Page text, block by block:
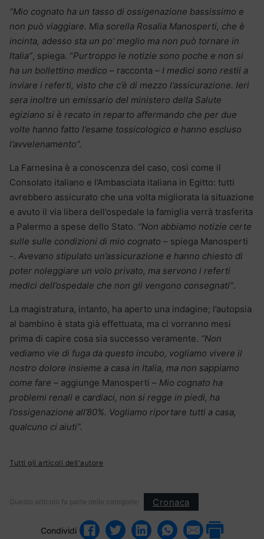
“Mio cognato ha un tasso di ossigenazione bassissimo e
non può viaggiare. Mia sorella Rosalia Manosperti, che è
incinta, adesso sta un po’ meglio ma non può tornare in
Italia”, spiega. “Purtroppo le notizie sono poche e non si
ha un bollettino medico – racconta – I medici sono restii a
inviare i referti, visto che c’è di mezzo l’assicurazione. Ieri
sera inoltre un emissario del ministero della Salute
egiziano si è recato in reparto affermando che per due
volte hanno fatto l’esame tossicologico e hanno escluso
l’avvelenamento”.
La Farnesina è a conoscenza del caso, così come il
Consolato italiano e l’Ambasciata italiana in Egitto: tutti
avrebbero assicurato che una volta migliorata la situazione
e avuto il via libera dell’ospedale la famiglia verrà trasferita
a Palermo a spese dello Stato. “Non abbiamo notizie certe
sulle sulle condizioni di mio cognato – spiega Manosperti
-. Avevano stipulato un’assicurazione e hanno chiesto di
poter noleggiare un volo privato, ma servono i referti
medici dell’ospedale che non gli vengono consegnati”.
La magistratura, intanto, ha aperto una indagine; l’autopsia
al bambino è stata già effettuata, ma ci vorranno mesi
prima di capire cosa sia successo veramente. “Non
vediamo vie di fuga da questo incubo, vogliamo vivere il
nostro dolore insieme a casa in Italia, ma non sappiamo
come fare – aggiunge Manosperti – Mio cognato ha
problemi renali e cardiaci, non si regge in piedi, ha
l’ossigenazione all’80%. Vogliamo riportare tutti a casa,
qualcuno ci aiuti”.
Tutti gli articoli dell'autore
Questo articolo fa parte delle categorie: Cronaca
Condividi